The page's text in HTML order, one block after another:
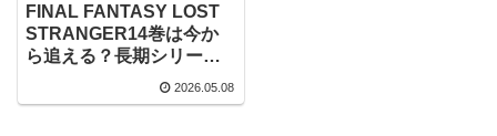
FINAL FANTASY LOST
STRANGER14巻は今か
ら追える？長期シリーズ
2026.05.08